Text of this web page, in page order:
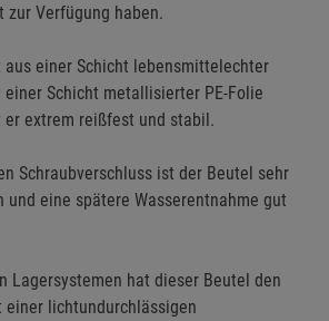
zur Verfügung haben.
aus einer Schicht lebensmittelechter
einer Schicht metallisierter PE-Folie
er extrem reißfest und stabil.
Schraubverschluss ist der Beutel sehr
und eine spätere Wasserentnahme gut
Lagersystemen hat dieser Beutel den
lichtundurchlässigen